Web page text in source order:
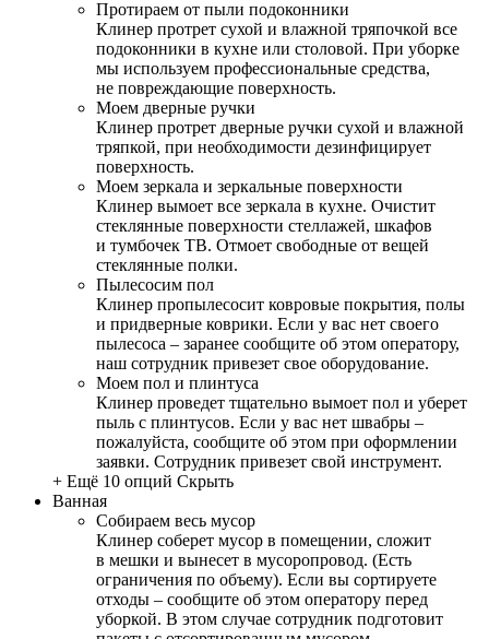
Протираем от пыли подоконники
Клинер протрет сухой и влажной тряпочкой все
подоконники в кухне или столовой. При уборке
мы используем профессиональные средства,
не повреждающие поверхность.
Моем дверные ручки
Клинер протрет дверные ручки сухой и влажной
тряпкой, при необходимости дезинфицирует
поверхность.
Моем зеркала и зеркальные поверхности
Клинер вымоет все зеркала в кухне. Очистит
стеклянные поверхности стеллажей, шкафов
и тумбочек ТВ. Отмоет свободные от вещей
стеклянные полки.
Пылесосим пол
Клинер пропылесосит ковровые покрытия, полы
и придверные коврики. Если у вас нет своего
пылесоса – заранее сообщите об этом оператору,
наш сотрудник привезет свое оборудование.
Моем пол и плинтуса
Клинер проведет тщательно вымоет пол и уберет
пыль с плинтусов. Если у вас нет швабры –
пожалуйста, сообщите об этом при оформлении
заявки. Сотрудник привезет свой инструмент.
+ Ещё 10 опций Скрыть
Ванная
Собираем весь мусор
Клинер соберет мусор в помещении, сложит
в мешки и вынесет в мусоропровод. (Есть
ограничения по объему). Если вы сортируете
отходы – сообщите об этом оператору перед
уборкой. В этом случае сотрудник подготовит